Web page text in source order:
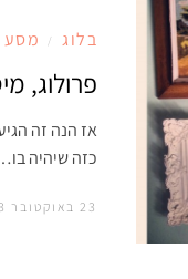
בלוג / מסע
פרולוג,
אז הנה זה
כזה שיהיה
23 באוקטובר 2013